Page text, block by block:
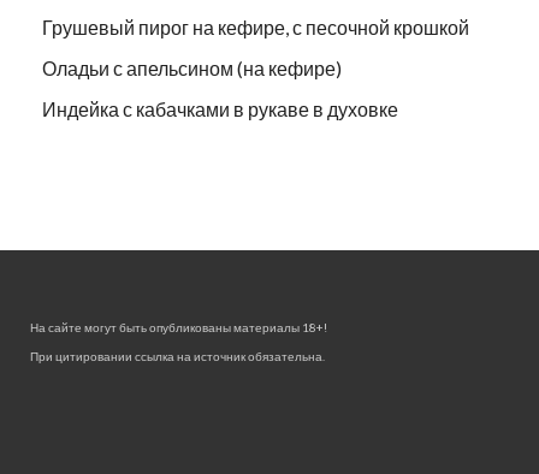
Грушевый пирог на кефире, с песочной крошкой
Оладьи с апельсином (на кефире)
Индейка с кабачками в рукаве в духовке
На сайте могут быть опубликованы материалы 18+!
При цитировании ссылка на источник обязательна.